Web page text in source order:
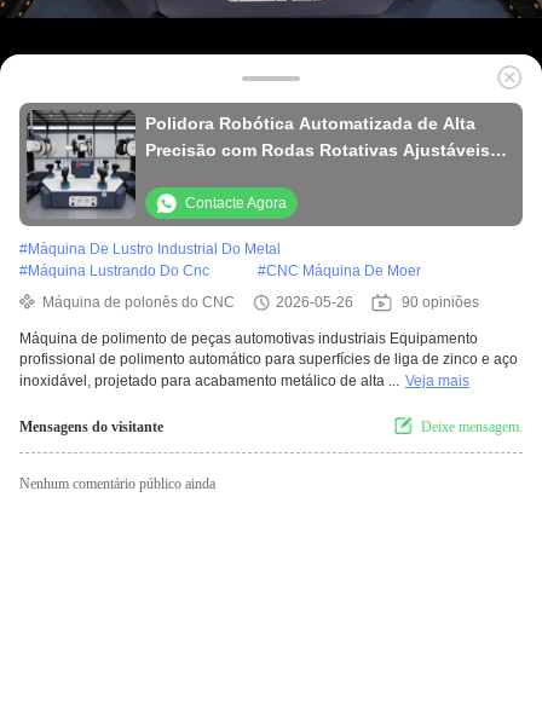
Polidora Robótica Automatizada de Alta
Precisão com Rodas Rotativas Ajustáveis
Contacte Agora
#Máquina De Lustro Industrial Do Metal
#Máquina Lustrando Do Cnc #CNC Máquina De Moer
Máquina de polonês do CNC
2026-05-26 90 opiniões
Máquina de polimento de peças automotivas industriais Equipamento
profissional de polimento automático para superfícies de liga de zinco e aço
inoxidável, projetado para acabamento metálico de alta ... Veja mais
Mensagens do visitante Deixe mensagem.
Nenhum comentário público ainda